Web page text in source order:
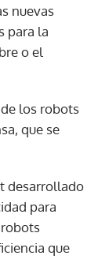
nuevas
para la
o el
los robots
que se
desarrollado
para
que